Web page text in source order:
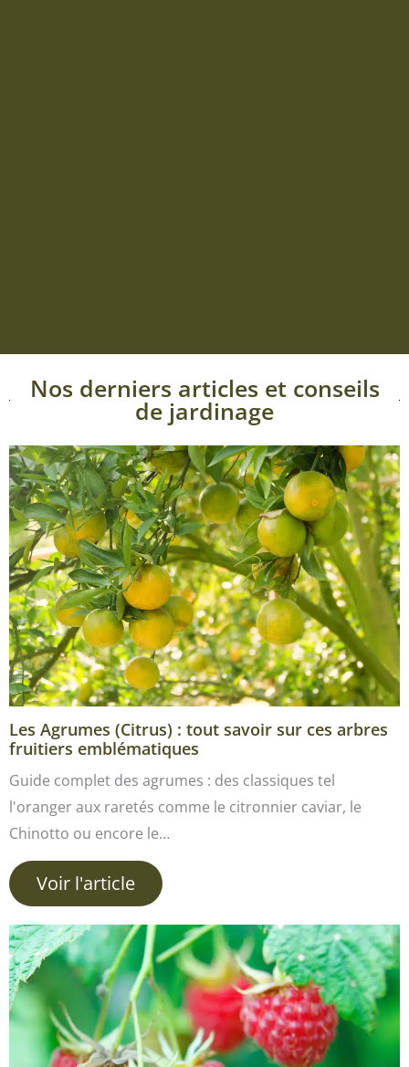
Nos derniers articles et conseils
de jardinage
Les Agrumes (Citrus) : tout savoir sur ces arbres
fruitiers emblématiques
Guide complet des agrumes : des classiques tel
l'oranger aux raretés comme le citronnier caviar, le
Chinotto ou encore le…
Voir l'article